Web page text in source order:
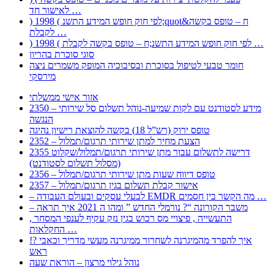
לאישור חד …
) 1998 ( לפי חוק חופש המידע התשנ;quot&ח – טופס בקשה
לקבלת …
) 1998 ( לפי חוק חופש המידע התשנ;ח – טופס בקשה לקבלת …
סוגי סוכרת בהריון
חומר טבעי לטיפול בסוכרת ובסיבוכיה המופק משמרים ניצה
מירסקי
אזור אישי ממשלתי
2350 – מידע לסטודנט עם לקות שמיעה-נוהל תשלום סל שירותי
הנגשה
טופס ירוק (רש”ל 18) בקשה להוצאת רישיון נהיגה
2352 – הצעת מחיר למתן שירותי תרגום/תמלול
2355 דרישה לתשלום עבור מתן שירותי תרגום/תמלול/שקלוט
(מסלול תשלום לסטודנט)
2356 – טופס דיווח שעות מתן שירותי תרגום/תמלול
2357 – אישור קבלת תשלום בגין תרגום/תמלול
– לבעלי עסקים ובעולם העבודה EMDR מה הקשר בין חסמים …
– משבר הקורונה “? נורמלי החדש ” ומהו ה 2021 איך תראה
, התעשייה , פיצויי מס רכוש בגין נזק עקיף לענפי המסחר
החקלאות …
!? איך להפרד מהמיגרנה לשחרור ממיגרנה מעשי מדריך וכאבי
ראש
נוהל גילוי מרצון – הוראת שעה